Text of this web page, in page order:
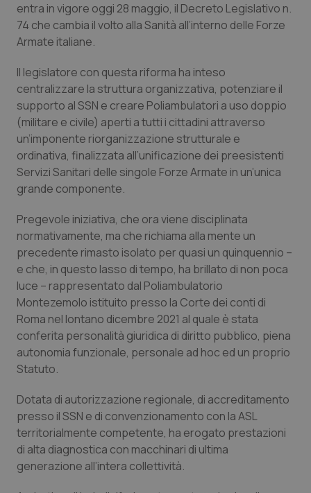
QS Pro
Professionisti Sanitari.AI
Abruzzo
Basilicata
Calabria
Campania
Emilia-Romagna
Friuli Venezia Giulia
Lazio
Liguria
Lombardia
Marche
Molise
QS Pro Gold
Artrite & artrosi
Asma & BPCO
Car-T
Colesterolo & coronaropatie
Dermatite Atopica
Diabete & glucometri
Disturbi dell’umore
Dolore
Donna & Salute
Epatiti
QS Club Newsletter
entra in vigore oggi 28 maggio, il Decreto Legislativo n.
74 che cambia il volto alla Sanità all’interno delle Forze
Armate italiane.
Il legislatore con questa riforma ha inteso
centralizzare la struttura organizzativa, potenziare il
supporto al SSN e creare Poliambulatori a uso doppio
(militare e civile) aperti a tutti i cittadini attraverso
un’imponente riorganizzazione strutturale e
ordinativa, finalizzata all’unificazione dei preesistenti
Servizi Sanitari delle singole Forze Armate in un’unica
grande componente.
Pregevole iniziativa, che ora viene disciplinata
normativamente, ma che richiama alla mente un
precedente rimasto isolato per quasi un quinquennio –
e che, in questo lasso di tempo, ha brillato di non poca
luce – rappresentato dal Poliambulatorio
Montezemolo istituito presso la Corte dei conti di
Roma nel lontano dicembre 2021 al quale è stata
conferita personalità giuridica di diritto pubblico, piena
autonomia funzionale, personale ad hoc ed un proprio
Statuto.
Dotata di autorizzazione regionale, di accreditamento
presso il SSN e di convenzionamento con la ASL
territorialmente competente, ha erogato prestazioni
di alta diagnostica con macchinari di ultima
generazione all’intera collettività.